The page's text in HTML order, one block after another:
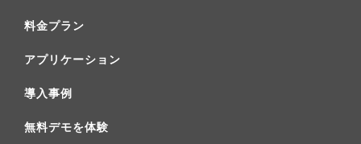
料金プラン
アプリケーション
導入事例
無料デモを体験